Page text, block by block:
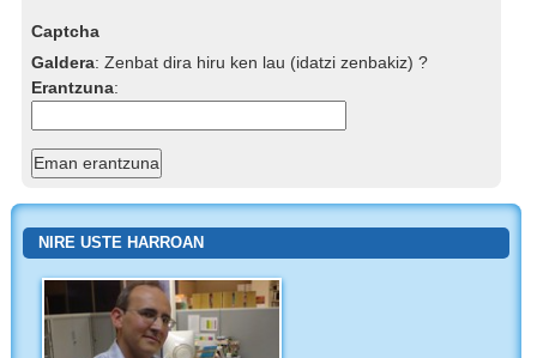
Captcha
Galdera:Zenbat dira hiru ken lau (idatzi zenbakiz) ?
Erantzuna:
NIRE USTE HARROAN